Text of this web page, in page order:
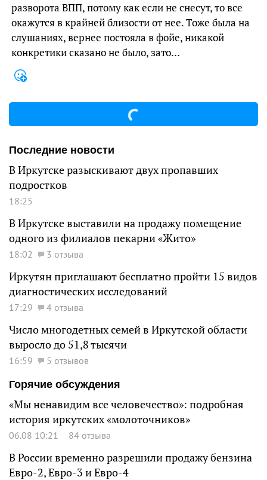
разворота ВПП, потому как если не снесут, то все
окажутся в крайней близости от нее. Тоже была на
слушаниях, вернее постояла в фойе, никакой
конкретики сказано не было, зато…
Последние новости
В Иркутске разыскивают двух пропавших
подростков
18:25
В Иркутске выставили на продажу помещение
одного из филиалов пекарни «Жито»
18:02 3 отзыва
Иркутян приглашают бесплатно пройти 15 видов
диагностических исследований
17:29 4 отзыва
Число многодетных семей в Иркутской области
выросло до 51,8 тысячи
16:59
5 отзывов
Горячие обсуждения
«Мы ненавидим все человечество»: подробная
история иркутских «молоточников»
06.08 10:21 84 отзыва
В России временно разрешили продажу бензина
Евро-2, Евро-3 и Евро-4